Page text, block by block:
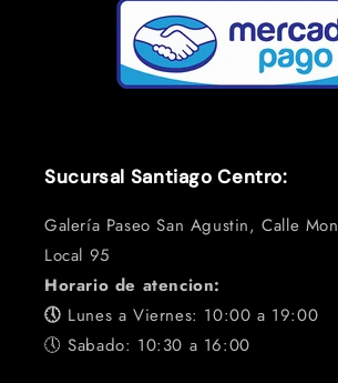
Sucursal Santiago Centro:
Galería Paseo San Agustin, Calle
Local 95
Horario de atencion:
🕔 Lunes a Viernes: 10:00 a 19:00
🕔 Sabado: 10:30 a 16:00